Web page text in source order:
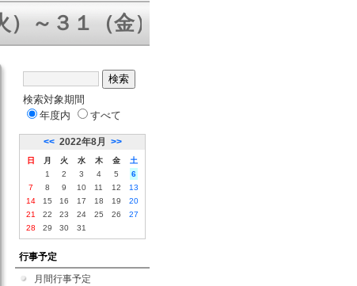
３１（金）三者面談 ８／５（水
検索対象期間
年度内
すべて
<< 2022年8月 >>
日 月 火 水 木 金
土
1
2 3 4 5
6
7
8 9 10 11 12
13
14
15 16 17 18 19
20
21
22 23 24 25 26
27
28
29 30 31
行事予定
月間行事予定